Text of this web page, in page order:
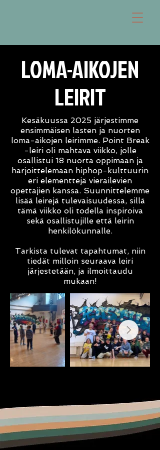
LOMA-AIKOJEN
LEIRIT
Kesäkuussa 2025 järjestimme
ensimmäisen lasten ja nuorten
loma-aikojen leirimme. Point Break
-leiri oli mahtava viikko, jolle
osallistui 18 nuorta oppimaan ja
harjoittelemaan hiphop-kulttuurin
eri elementtejä vierailevien
opettajien kanssa. Suunnittelemme
lisää leirejä tulevaisuudessa, sillä
tämä viikko oli todella inspiroiva
sekä osallistujille että leirin
henkilökunnalle.
Tarkista tulevat tapahtumat, niin
tiedät milloin seuraava leiri
järjestetään, ja ilmoittaudu
mukaan!